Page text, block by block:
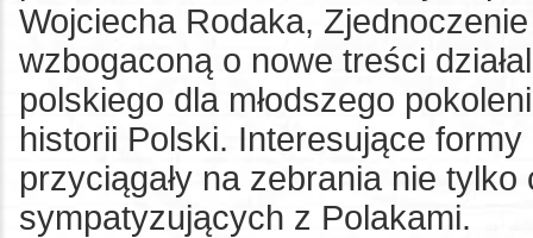
Wojciecha Rodaka,
wzbogaconą o nowe treści
polskiego dla młodszego
historii Polski. Interesujące
przyciągały na zebrania nie
sympatyzujących z Polakami.